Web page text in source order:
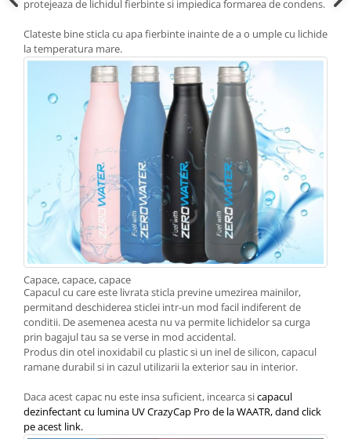
protejeaza de lichidul fierbinte si impiedica formarea de condens.
Clateste bine sticla cu apa fierbinte inainte de a o umple cu lichide
la temperatura mare.
Capace, capace, capace
Capacul cu care este livrata sticla previne umezirea mainilor,
permitand deschiderea sticlei intr-un mod facil indiferent de
conditii. De asemenea acesta nu va permite lichidelor sa curga
prin bagajul tau sa se verse in mod accidental.
Produs din otel inoxidabil cu plastic si un inel de silicon, capacul
ramane durabil si in cazul utilizarii la exterior sau in interior.
Daca acest capac nu este insa suficient, incearca sicapacul
dezinfectant cu lumina UV CrazyCap Pro de la WAATR, dand click
pe acest link.